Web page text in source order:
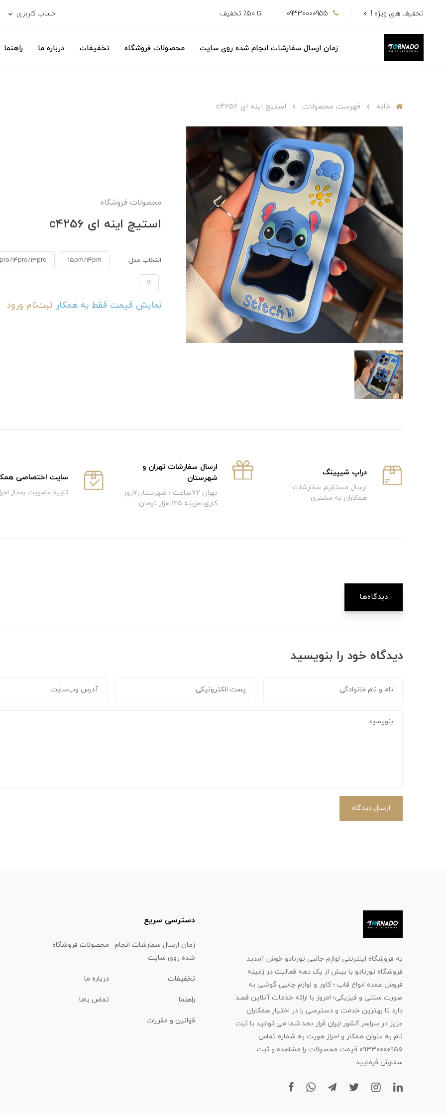
تخفیف های ویژه ! 09330000955 تا 50٪ تخفیف حساب کاربری
زمان ارسال سفارشات انجام شده روی سایت محصولات فروشگاه تخفیفات درباره ما راهنما
خانه فهرست محصولات استیچ اینه ای c4256
محصولات فروشگاه
استیچ اینه ای c4256
انتخاب مدل: 15pm/14pm
14pro/13pro
11
نمایش قیمت فقط به همکار ثبت‌نام ورود
دراپ شیپینگ
ارسال مستقیم سفارشات
همکاران به مشتری
ارسال سفارشات تهران و
شهرستان
تهران 72ساعت ؛ شهرستان7روز
کاری هزینه 125 هزار تومان
سایت اختصاصی
تایید عضویت بعداز
دیدگاه‌ها
دیدگاه خود را بنویسید
ارسال دیدگاه
به فروشگاه اینترنتی لوازم جانبی تورنادو خوش آمدید
فروشگاه تورنادو با بیش از یک دهه فعالیت در زمینه
فروش عمده انواع قاب ؛ کاور و لوازم جانبی گوشی به
صورت سنتی و فیزیکی؛ امروز با ارائه خدمات آنلاین قصد
دارد تا بهترین خدمت و دسترسی را در اختیار همکاران
عزیز در سراسر کشور ایران قرار دهد.شما می توانید با ثبت
نام به عنوان همکار و احراز هویت به شماره تماس
۰۹۳۳۰۰۰۰۹۵۵ قیمت محصولات را مشاهده و ثبت
سفارش فرمایید.
دسترسی سریع
زمان ارسال سفارشات انجام
شده روی سایت
محصولات فروشگاه
تخفیفات درباره ما
راهنما تماس باما
قوانین و مقررات